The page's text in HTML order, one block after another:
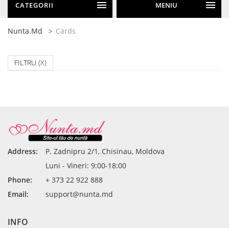
CATEGORII MENIU
Nunta.md Cards
FILTRU (X)
Address:
P. Zadnipru 2/1, Chisinau, Moldova
Luni - Vineri: 9:00-18:00
Phone:
+ 373 22 922 888
Email:
support@nunta.md
INFO